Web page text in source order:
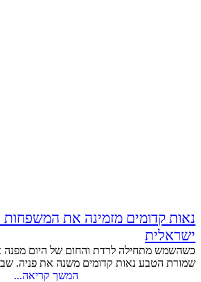
נאות קדומים מזמינה את המשפחות
ישראלית
כשהשמש מתחילה לרדת והחום של היום מפנה
שמורת הטבע נאות קדומים משנה את פניה.
המשך קריאה...